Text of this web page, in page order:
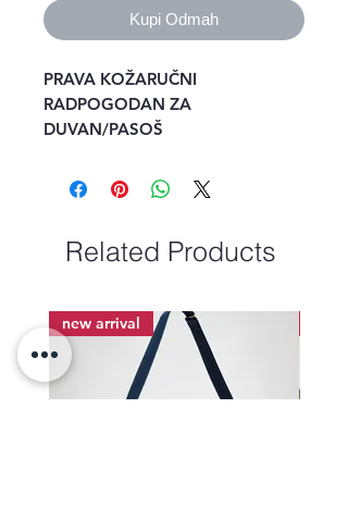
Kupi Odmah
PRAVA KOŽARUČNI
RADPOGODAN ZA
DUVAN/PASOŠ
Related Products
new arrival